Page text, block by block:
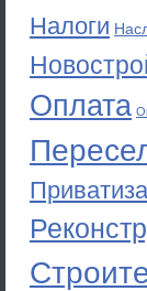
Налоги
Оплата